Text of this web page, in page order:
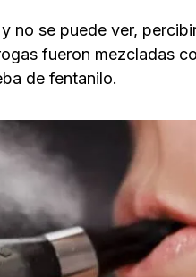
no se puede ver,
fueron mezcladas
de fentanilo.